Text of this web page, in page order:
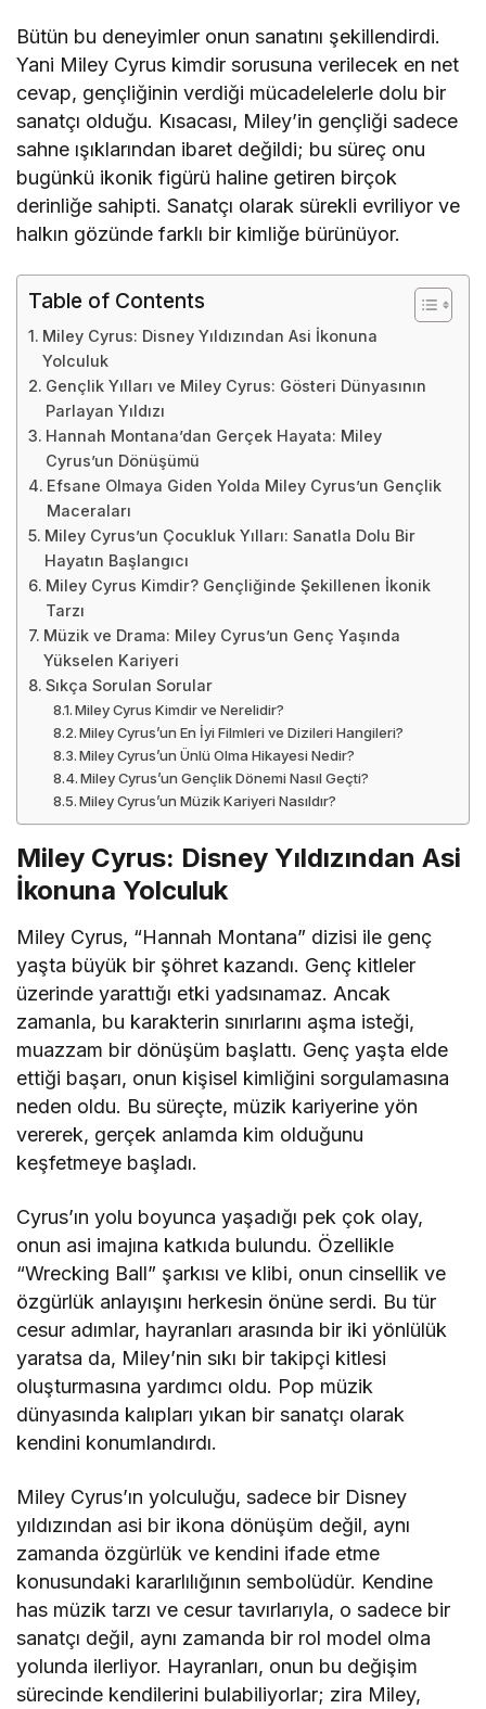
Bütün bu deneyimler onun sanatını şekillendirdi.
Yani Miley Cyrus kimdir sorusuna verilecek en net
cevap, gençliğinin verdiği mücadelelerle dolu bir
sanatçı olduğu. Kısacası, Miley’in gençliği sadece
sahne ışıklarından ibaret değildi; bu süreç onu
bugünkü ikonik figürü haline getiren birçok
derinliğe sahipti. Sanatçı olarak sürekli evriliyor ve
halkın gözünde farklı bir kimliğe bürünüyor.
Table of Contents
Miley Cyrus: Disney Yıldızından Asi İkonuna
Yolculuk
Gençlik Yılları ve Miley Cyrus: Gösteri Dünyasının
Parlayan Yıldızı
Hannah Montana’dan Gerçek Hayata: Miley
Cyrus’un Dönüşümü
Efsane Olmaya Giden Yolda Miley Cyrus’un Gençlik
Maceraları
Miley Cyrus’un Çocukluk Yılları: Sanatla Dolu Bir
Hayatın Başlangıcı
Miley Cyrus Kimdir? Gençliğinde Şekillenen İkonik
Tarzı
Müzik ve Drama: Miley Cyrus’un Genç Yaşında
Yükselen Kariyeri
Sıkça Sorulan Sorular
Miley Cyrus Kimdir ve Nerelidir?
Miley Cyrus’un En İyi Filmleri ve Dizileri Hangileri?
Miley Cyrus’un Ünlü Olma Hikayesi Nedir?
Miley Cyrus’un Gençlik Dönemi Nasıl Geçti?
Miley Cyrus’un Müzik Kariyeri Nasıldır?
Miley Cyrus: Disney Yıldızından Asi
İkonuna Yolculuk
Miley Cyrus, “Hannah Montana” dizisi ile genç
yaşta büyük bir şöhret kazandı. Genç kitleler
üzerinde yarattığı etki yadsınamaz. Ancak
zamanla, bu karakterin sınırlarını aşma isteği,
muazzam bir dönüşüm başlattı. Genç yaşta elde
ettiği başarı, onun kişisel kimliğini sorgulamasına
neden oldu. Bu süreçte, müzik kariyerine yön
vererek, gerçek anlamda kim olduğunu
keşfetmeye başladı.
Cyrus’ın yolu boyunca yaşadığı pek çok olay,
onun asi imajına katkıda bulundu. Özellikle
“Wrecking Ball” şarkısı ve klibi, onun cinsellik ve
özgürlük anlayışını herkesin önüne serdi. Bu tür
cesur adımlar, hayranları arasında bir iki yönlülük
yaratsa da, Miley’nin sıkı bir takipçi kitlesi
oluşturmasına yardımcı oldu. Pop müzik
dünyasında kalıpları yıkan bir sanatçı olarak
kendini konumlandırdı.
Miley Cyrus’ın yolculuğu, sadece bir Disney
yıldızından asi bir ikona dönüşüm değil, aynı
zamanda özgürlük ve kendini ifade etme
konusundaki kararlılığının sembolüdür. Kendine
has müzik tarzı ve cesur tavırlarıyla, o sadece bir
sanatçı değil, aynı zamanda bir rol model olma
yolunda ilerliyor. Hayranları, onun bu değişim
sürecinde kendilerini bulabiliyorlar; zira Miley,